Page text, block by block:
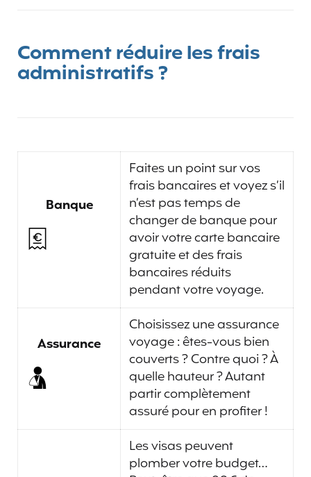
Comment réduire les frais
administratifs ?
Banque
Faites un point sur vos
frais bancaires et voyez s’il
n’est pas temps de
changer de banque pour
avoir votre carte bancaire
gratuite et des frais
bancaires réduits
pendant votre voyage.
Assurance
Choisissez une assurance
voyage : êtes-vous bien
couverts ? Contre quoi ? À
quelle hauteur ? Autant
partir complètement
assuré pour en profiter !
Les visas peuvent
plomber votre budget…